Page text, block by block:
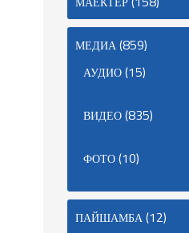
МЕДИА(859)
АУДИО(15)
ВИДЕО(835)
ФОТО(10)
ПАЙШАМБА(12)